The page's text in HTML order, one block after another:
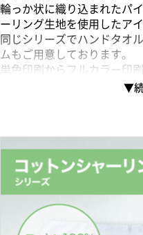
輪っか状に織り込まれたパ
ーリング生地を使用したアイ
同じシリーズでハンドタオ
ムもご用意しております。
単色印刷からフルカラー印
ー印刷は色鮮やかで濃い発